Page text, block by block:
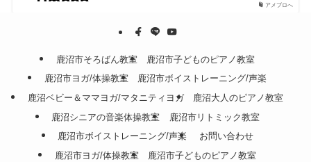
アメブロへ
鹿沼市そろばん教室
鹿沼市子どものピアノ教室
鹿沼市ヨガ/体操教室
鹿沼市ボイストレーニング/声楽
鹿沼ベビー＆ママヨガ/マタニティヨガ
鹿沼大人のピアノ教室
鹿沼シニアの音楽体操教室
鹿沼市リトミック教室
鹿沼市ボイストレーニング/声楽
お問い合わせ
鹿沼市ヨガ/体操教室
鹿沼市子どものピアノ教室